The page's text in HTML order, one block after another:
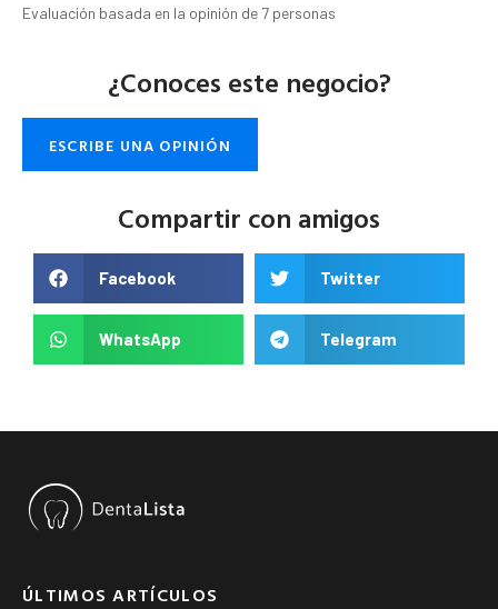
Evaluación basada en la opinión de 7 personas
¿Conoces este negocio?
ESCRIBE UNA OPINIÓN
Compartir con amigos
Facebook Twitter
WhatsApp Telegram
ÚLTIMOS ARTÍCULOS